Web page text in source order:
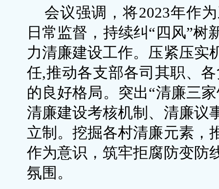
会议强调，将2023年作
日常监督，持续纠“四风”
力清廉建设工作。压紧压实
任,推动各支部各司其职、
的良好格局。突出“清廉三
清廉建设考核机制、清廉议
立制。挖掘各村清廉元素，
作为意识，筑牢拒腐防变防
氛围。